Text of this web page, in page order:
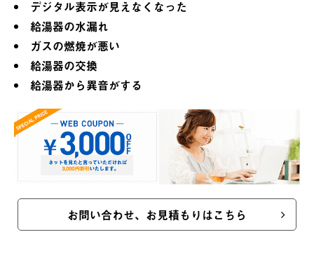
デジタル表示が見えなくなった
給湯器の水漏れ
ガスの燃焼が悪い
給湯器の交換
給湯器から異音がする
お問い合わせ、お見積もりはこちら